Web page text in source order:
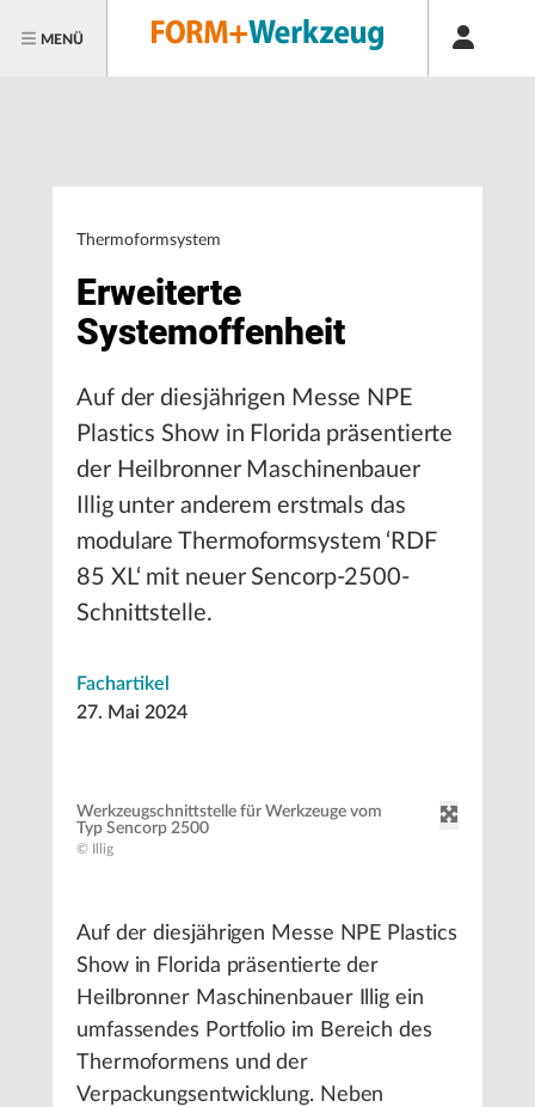
MENÜ
Thermoformsystem
Erweiterte
Systemoffenheit
Auf der diesjährigen Messe NPE
Plastics Show in Florida präsentierte
der Heilbronner Maschinenbauer
Illig unter anderem erstmals das
modulare Thermoformsystem ‘RDF
85 XL‘ mit neuer Sencorp-2500-
Schnittstelle.
Fachartikel
27. Mai 2024
Werkzeugschnittstelle für Werkzeuge vom
Typ Sencorp 2500
© Illig
Auf der diesjährigen Messe NPE Plastics
Show in Florida präsentierte der
Heilbronner Maschinenbauer Illig ein
umfassendes Portfolio im Bereich des
Thermoformens und der
Verpackungsentwicklung. Neben